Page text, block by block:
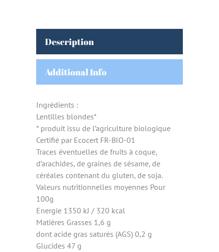
Description
Additional Info
Ingrédients :
Lentilles blondes*
* produit issu de l’agriculture biologique
Certifié par Ecocert FR-BIO-01
Traces éventuelles de fruits à coque,
d’arachides, de graines de sésame, de
céréales contenant du gluten, de soja.
Valeurs nutritionnelles moyennes Pour
100g
Energie 1350 kJ / 320 kcal
Matières Grasses 1,6 g
dont acide gras saturés (AGS) 0,2 g
Glucides 47 g